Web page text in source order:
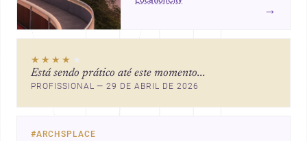
ícones como o Museu de Arte
mercado interessante para quem
quer construir, reformar ou
→
★★★★ ★
Está sendo prático até este momento...
PROFISSIONAL — 29 DE ABRIL DE 2026
#ARCHSPLACE